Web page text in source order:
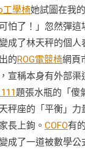
工學椅她試圖在我
怕了！」忽然彈這
成了林天秤的個
的ROG電競椅網頁
宣稱本身有外部渠
題張水瓶的「傻
秤座的「平衡」
長上鉤。 COFO有
成了一道被數學公